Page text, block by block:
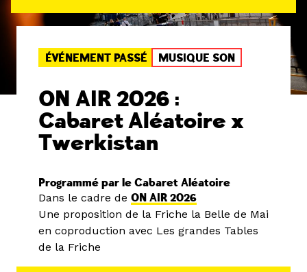
ÉVÉNEMENT PASSÉ MUSIQUE SON
ON AIR 2026 :
Cabaret Aléatoire x
Twerkistan
Programmé par le Cabaret Aléatoire
Dans le cadre de ON AIR 2026
Une proposition de la Friche la Belle de Mai
en coproduction avec Les grandes Tables
de la Friche